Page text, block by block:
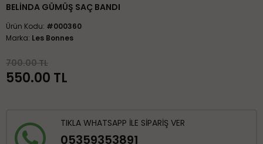
BELİNDA GÜMÜŞ SAÇ BANDI
Ürün Kodu: #000360
Marka: Les Bonnes
700.00 TL
550.00 TL
TIKLA WHATSAPP İLE SİPARİŞ VER
05359353891